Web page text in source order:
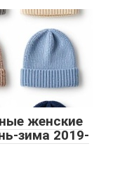
женские
зима 2019-